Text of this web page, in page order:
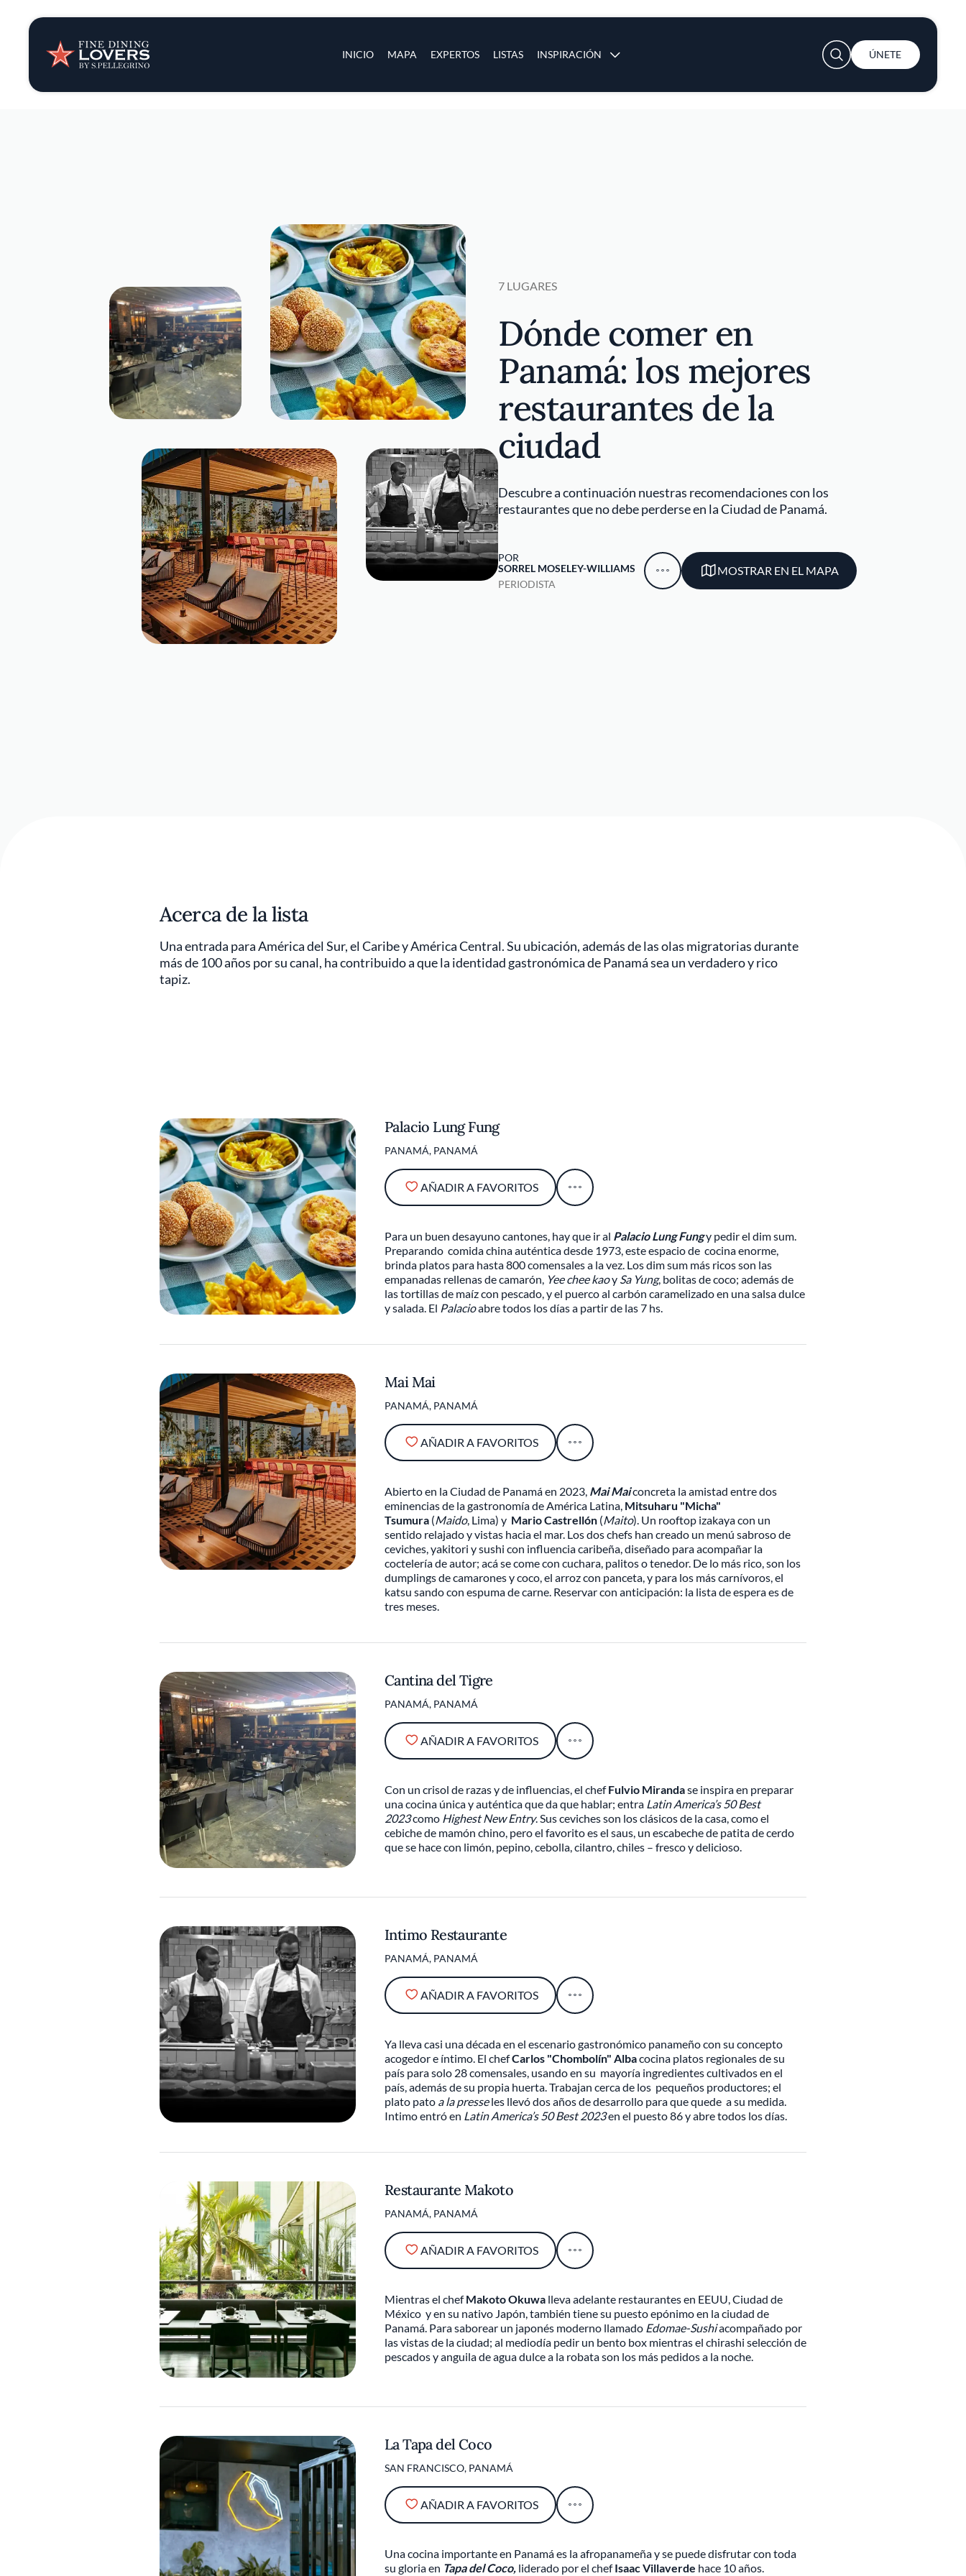
INICIO MAPA EXPERTOS LISTAS INSPIRACIÓN
Opinión y noticias
Recetas
User account menu
ÚNETE
7 LUGARES
Dónde comer en
Panamá: los mejores
restaurantes de la
ciudad
Descubre a continuación nuestras recomendaciones con los
restaurantes que no debe perderse en la Ciudad de Panamá.
POR
SORREL MOSELEY-WILLIAMS
PERIODISTA
MOSTRAR EN EL MAPA
Acerca de la lista
Una entrada para América del Sur, el Caribe y América Central. Su ubicación, además de las olas migratorias durante
más de 100 años por su canal, ha contribuido a que la identidad gastronómica de Panamá sea un verdadero y rico
tapiz.
Palacio Lung Fung
PANAMÁ, PANAMÁ
AÑADIR A FAVORITOS
Para un buen desayuno cantones, hay que ir al Palacio Lung Fungy pedir el dim sum.
Preparando comida china auténtica desde 1973, este espacio de cocina enorme,
brinda platos para hasta 800 comensales a la vez. Los dim sum más ricos son las
empanadas rellenas de camarón, Yee chee kaoy Sa Yung, bolitas de coco; además de
las tortillas de maíz con pescado, y el puerco al carbón caramelizado en una salsa dulce
y salada. El Palacioabre todos los días a partir de las 7 hs.
Mai Mai
PANAMÁ, PANAMÁ
AÑADIR A FAVORITOS
Abierto en la Ciudad de Panamá en 2023, Mai Maiconcreta la amistad entre dos
eminencias de la gastronomía de América Latina, Mitsuharu "Micha"
Tsumura (Maido, Lima) y Mario Castrellón (Maito). Un rooftop izakaya con un
sentido relajado y vistas hacia el mar. Los dos chefs han creado un menú sabroso de
ceviches, yakitori y sushi con influencia caribeña, diseñado para acompañar la
coctelería de autor; acá se come con cuchara, palitos o tenedor. De lo más rico, son los
dumplings de camarones y coco, el arroz con panceta, y para los más carnívoros, el
katsu sando con espuma de carne. Reservar con anticipación: la lista de espera es de
tres meses.
Cantina del Tigre
PANAMÁ, PANAMÁ
AÑADIR A FAVORITOS
Con un crisol de razas y de influencias, el chefFulvio Mirandase inspira en preparar
una cocina única y auténtica que da que hablar; entra Latin America’s 50 Best
2023como Highest New Entry. Sus ceviches son los clásicos de la casa, como el
cebiche de mamón chino, pero el favorito es el saus, un escabeche de patita de cerdo
que se hace con limón, pepino, cebolla, cilantro, chiles – fresco y delicioso.
Intimo Restaurante
PANAMÁ, PANAMÁ
AÑADIR A FAVORITOS
Ya lleva casi una década en el escenario gastronómico panameño con su concepto
acogedor e íntimo. El chefCarlos "Chombolín" Albacocina platos regionales de su
país para solo 28 comensales, usando en su mayoría ingredientes cultivados en el
país, además de su propia huerta. Trabajan cerca de los pequeños productores; el
plato pato a la presseles llevó dos años de desarrollo para que quede a su medida.
Intimo entró en Latin America’s 50 Best 2023en el puesto 86 y abre todos los días.
Restaurante Makoto
PANAMÁ, PANAMÁ
AÑADIR A FAVORITOS
Mientras el chefMakoto Okuwa lleva adelante restaurantes en EEUU, Ciudad de
México y en su nativo Japón, también tiene su puesto epónimo en la ciudad de
Panamá. Para saborear un japonés moderno llamado Edomae-Sushiacompañado por
las vistas de la ciudad; al mediodía pedir un bento box mientras el chirashi selección de
pescados y anguila de agua dulce a la robata son los más pedidos a la noche.
La Tapa del Coco
SAN FRANCISCO, PANAMÁ
AÑADIR A FAVORITOS
Una cocina importante en Panamá es la afropanameña y se puede disfrutar con toda
su gloria en Tapa del Coco, liderado por el chefIsaac Villaverde hace 10 años.